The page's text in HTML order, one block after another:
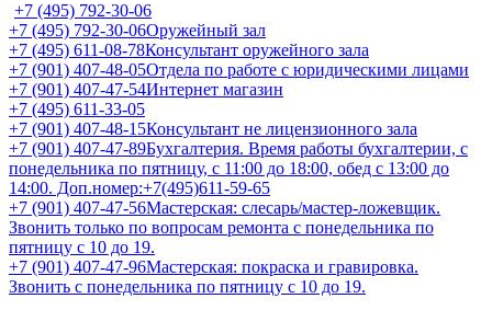
+7 (495) 792-30-06
+7 (495) 792-30-06Оружейный зал
+7 (495) 611-08-78Консультант оружейного зала
+7 (901) 407-48-05Отдела по работе с юридическими лицами
+7 (901) 407-47-54Интернет магазин
+7 (495) 611-33-05
+7 (901) 407-48-15Консультант не лицензионного зала
+7 (901) 407-47-89Бухгалтерия. Время работы бухгалтерии, с
понедельника по пятницу, с 11:00 до 18:00, обед с 13:00 до
14:00. Доп.номер:+7(495)611-59-65
+7 (901) 407-47-56Мастерская: слесарь/мастер-ложевщик.
Звонить только по вопросам ремонта с понедельника по
пятницу с 10 до 19.
+7 (901) 407-47-96Мастерская: покраска и гравировка.
Звонить с понедельника по пятницу с 10 до 19.